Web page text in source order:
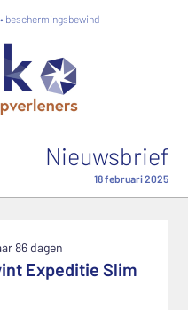
beschermingsbewind
Nieuwsbrief
18 februari 2025
86 dagen
Expeditie Slim